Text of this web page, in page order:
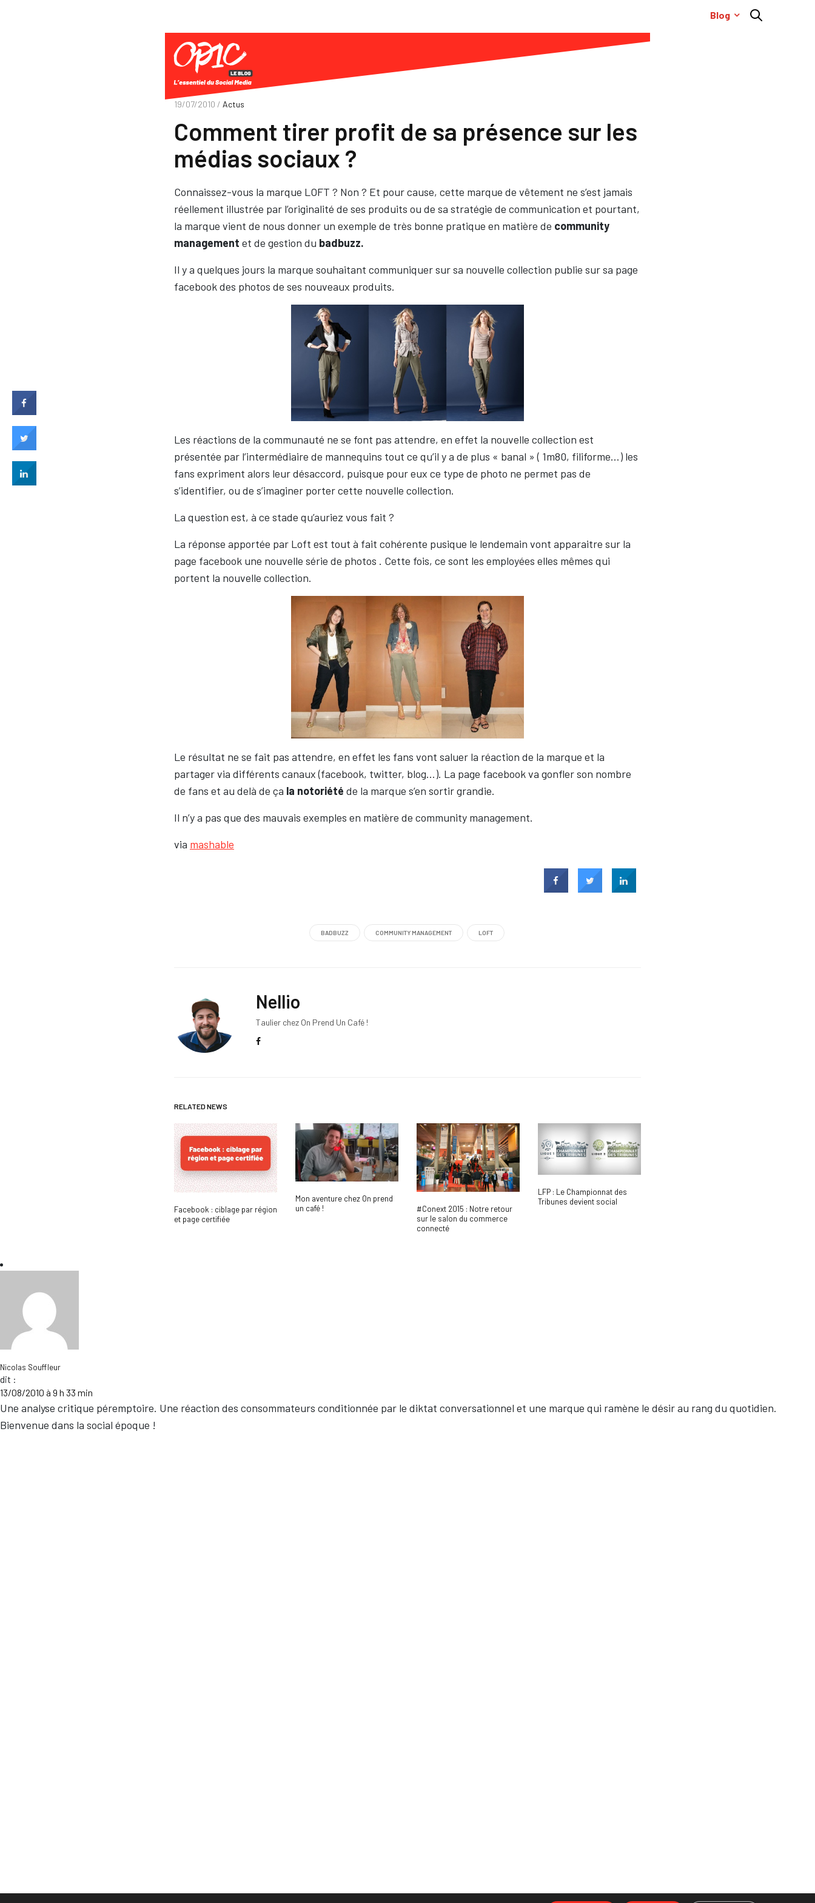
Blog
19/07/2010 / Actus
Comment tirer profit de sa présence sur les
médias sociaux ?
Connaissez-vous la marque LOFT ? Non ? Et pour cause, cette marque de vêtement ne s’est jamais
réellement illustrée par l’originalité de ses produits ou de sa stratégie de communication et pourtant,
la marque vient de nous donner un exemple de très bonne pratique en matière de community
management et de gestion du badbuzz.
Il y a quelques jours la marque souhaitant communiquer sur sa nouvelle collection publie sur sa page
facebook des photos de ses nouveaux produits.
Les réactions de la communauté ne se font pas attendre, en effet la nouvelle collection est
présentée par l’intermédiaire de mannequins tout ce qu’il y a de plus « banal » ( 1m80, filiforme…) les
fans expriment alors leur désaccord, puisque pour eux ce type de photo ne permet pas de
s’identifier, ou de s’imaginer porter cette nouvelle collection.
La question est, à ce stade qu’auriez vous fait ?
La réponse apportée par Loft est tout à fait cohérente pusique le lendemain vont apparaitre sur la
page facebook une nouvelle série de photos . Cette fois, ce sont les employées elles mêmes qui
portent la nouvelle collection.
Le résultat ne se fait pas attendre, en effet les fans vont saluer la réaction de la marque et la
partager via différents canaux (facebook, twitter, blog…). La page facebook va gonfler son nombre
de fans et au delà de ça la notoriété de la marque s’en sortir grandie.
Il n’y a pas que des mauvais exemples en matière de community management.
via mashable
BADBUZZ COMMUNITY MANAGEMENT LOFT
Nellio
Taulier chez On Prend Un Café !
RELATED NEWS
Facebook : ciblage par région
et page certifiée
Mon aventure chez On prend
un café !
#Conext 2015 : Notre retour
sur le salon du commerce
connecté
LFP : Le Championnat des
Tribunes devient social
Nicolas Souffleur
dit :
13/08/2010 à 9 h 33 min
Une analyse critique péremptoire. Une réaction des consommateurs conditionnée par le diktat conversationnel et une marque qui ramène le désir au rang du quotidien.
Bienvenue dans la social époque !